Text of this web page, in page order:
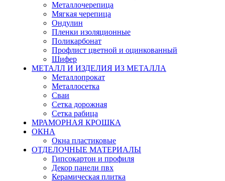
Металлочерепица
Мягкая черепица
Ондулин
Пленки изоляционные
Поликарбонат
Профлист цветной и оцинкованный
Шифер
МЕТАЛЛ И ИЗДЕЛИЯ ИЗ МЕТАЛЛА
Металлопрокат
Металлосетка
Сваи
Сетка дорожная
Сетка рабица
МРАМОРНАЯ КРОШКА
ОКНА
Окна пластиковые
ОТДЕЛОЧНЫЕ МАТЕРИАЛЫ
Гипсокартон и профиля
Декор панели пвх
Керамическая плитка